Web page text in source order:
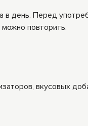
день. Перед
повторить.
вкусовых